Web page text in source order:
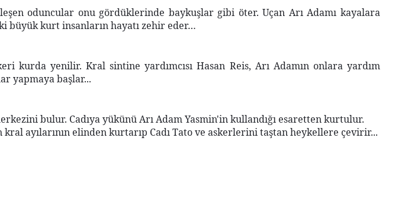
oduncular onu gördüklerinde baykuşlar gibi öter.Uçan Arı Adamı kayalara
büyük kurt insanların hayatı zehir eder…
kurda yenilir.Kral sintine yardımcısı Hasan Reis, Arı Adamın onlara yardım
yapmaya başlar...
bulur. Cadıya yükünü Arı Adam Yasmin'in kullandığı esaretten kurtulur.
kral ayılarının elinden kurtarıp Cadı Tato ve askerlerini taştan heykellere çevirir...